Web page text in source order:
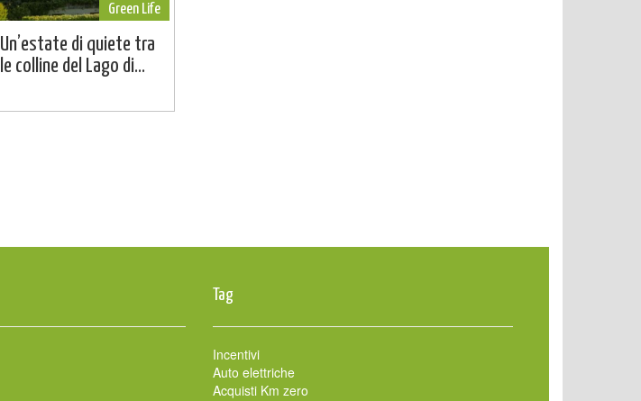
Green Life
Un’estate di quiete tra
le colline del Lago di...
Tag
Incentivi
Auto elettriche
Acquisti Km zero